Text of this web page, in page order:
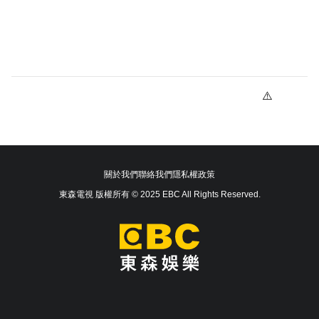
關於我們聯絡我們隱私權政策
東森電視 版權所有 © 2025 EBC All Rights Reserved.